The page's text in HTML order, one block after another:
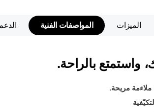
الميزات المواصفات الفنية
واستمتع بالراحة.
مريحة.